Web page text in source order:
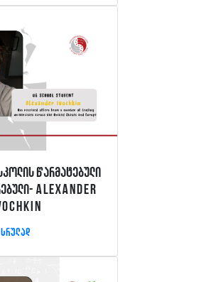
წარმატებული
Alexander
სრულად